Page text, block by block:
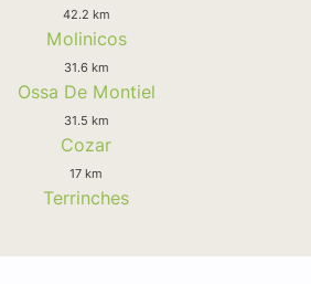
42.2 km
Molinicos
31.6 km
Ossa De Montiel
31.5 km
Cozar
17 km
Terrinches